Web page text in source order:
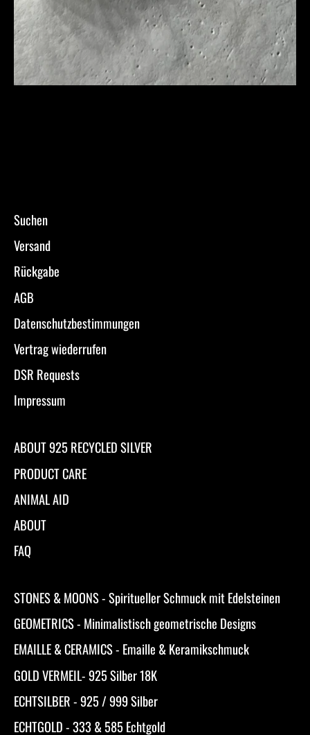
Suchen
Versand
Rückgabe
AGB
Datenschutzbestimmungen
Vertrag wiederrufen
DSR Requests
Impressum
ABOUT 925 RECYCLED SILVER
PRODUCT CARE
ANIMAL AID
ABOUT
FAQ
STONES & MOONS - Spiritueller Schmuck mit Edelsteinen
GEOMETRICS - Minimalistisch geometrische Designs
EMAILLE & CERAMICS - Emaille & Keramikschmuck
GOLD VERMEIL- 925 Silber 18K
ECHTSILBER - 925 / 999 Silber
ECHTGOLD - 333 & 585 Echtgold